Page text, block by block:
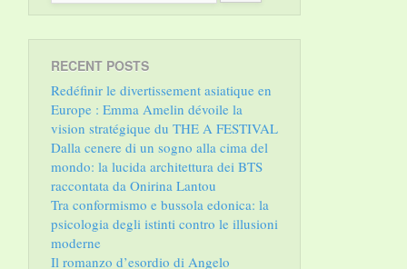
RECENT POSTS
Redéfinir le divertissement asiatique en
Europe : Emma Amelin dévoile la
vision stratégique du THE A FESTIVAL
Dalla cenere di un sogno alla cima del
mondo: la lucida architettura dei BTS
raccontata da Onirina Lantou
Tra conformismo e bussola edonica: la
psicologia degli istinti contro le illusioni
moderne
Il romanzo d’esordio di Angelo